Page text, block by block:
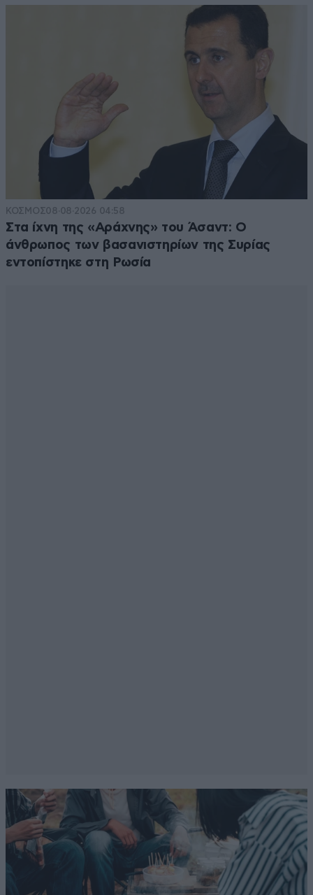
ΚΟΣΜΟΣ08·08·2026 04:58
Στα ίχνη της «Αράχνης» του Άσαντ: Ο
άνθρωπος των βασανιστηρίων της Συρίας
εντοπίστηκε στη Ρωσία